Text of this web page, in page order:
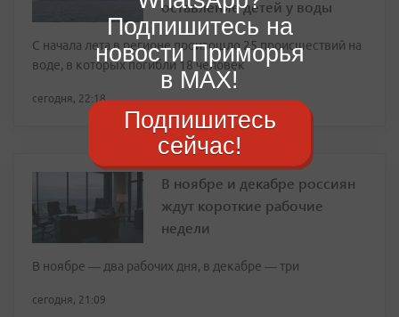
оставление детей у воды
С начала лета в регионе произошло 25 происшествий на
воде, в которых погибли 18 человек
сегодня, 22:18
В ноябре и декабре россиян
ждут короткие рабочие
недели
В ноябре — два рабочих дня, в декабре — три
сегодня, 21:09
Подпишитесь на
новости Приморья
в MAX!
Подпишитесь
сейчас!